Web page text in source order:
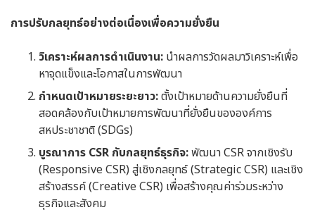
การปรับกลยุทธ์อย่างต่อเนื่องเพื่อความยั่งยืน
วิเคราะห์ผลการดำเนินงาน: นำผลการวัดผลมาวิเคราะห์เพื่อ
หาจุดแข็งและโอกาสในการพัฒนา
กำหนดเป้าหมายระยะยาว:ตั้งเป้าหมายด้านความยั่งยืนที่
สอดคล้องกับเป้าหมายการพัฒนาที่ยั่งยืนขององค์การ
สหประชาชาติ (SDGs)
บูรณาการ CSR กับกลยุทธ์ธุรกิจ:พัฒนา CSR จากเชิงรับ
(Responsive CSR) สู่เชิงกลยุทธ์ (Strategic CSR) และเชิง
สร้างสรรค์ (Creative CSR) เพื่อสร้างคุณค่าร่วมระหว่าง
ธุรกิจและสังคม